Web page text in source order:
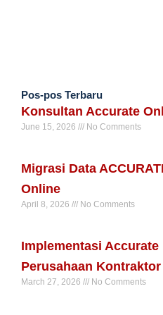
Pos-pos Terbaru
Konsultan Accurate
June 15, 2026 No Comments
Migrasi Data
Online
April 8, 2026 No Comments
Implementasi Accurate
Perusahaan Kontraktor
March 27, 2026 No Comments